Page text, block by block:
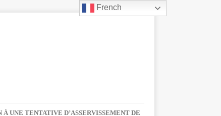
UNE TENTATIVE D’ASSERVISSEMENT DE
French